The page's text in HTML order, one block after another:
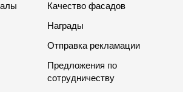
Качество фасадов
Награды
Отправка рекламации
Предложения по
сотрудничеству